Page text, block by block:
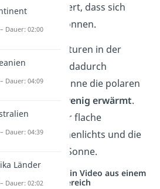
Das verhindert, dass sich
bilden können.
Temperaturen in der
werden auch dadurch
dass die Sonne die polaren
nur wenig erwärmt.
dafür ist der flache
des Sonnenlichts und die
zur Sonne.
vernetzt: Hier ein Video aus einem
anderen Bereich
Dauer: 02:00
Dauer: 04:09
Dauer: 04:39
Länder
Dauer: 02:02